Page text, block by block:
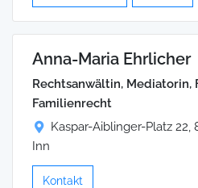
Anna-Maria Ehrlicher
Rechtsanwältin, Mediatorin,
Familienrecht
Kaspar-Aiblinger-Platz 22,
Inn
Kontakt